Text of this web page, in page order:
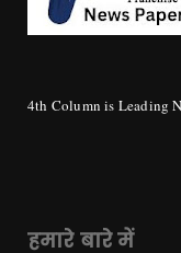
4th Column is Leading
हमारे बारे में